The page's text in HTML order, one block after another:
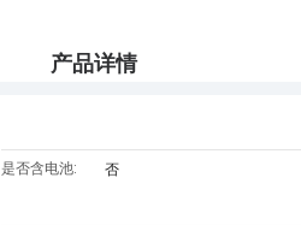
产品详情
是否含电池: 否